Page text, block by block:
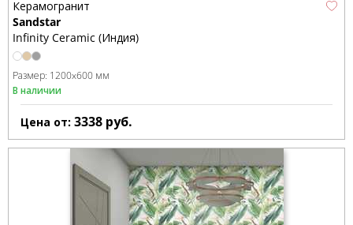
Керамогранит
Sandstar
Infinity Ceramic (Индия)
Размер: 1200x600 мм
В наличии
Цена от: 3338 руб.